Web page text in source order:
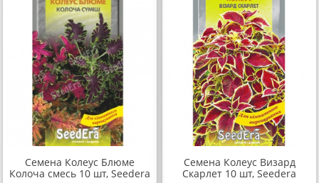
Семена Колеус Блюме
Колоча смесь 10 шт, Seedera
Семена Колеус Визард
Скарлет 10 шт, Seedera